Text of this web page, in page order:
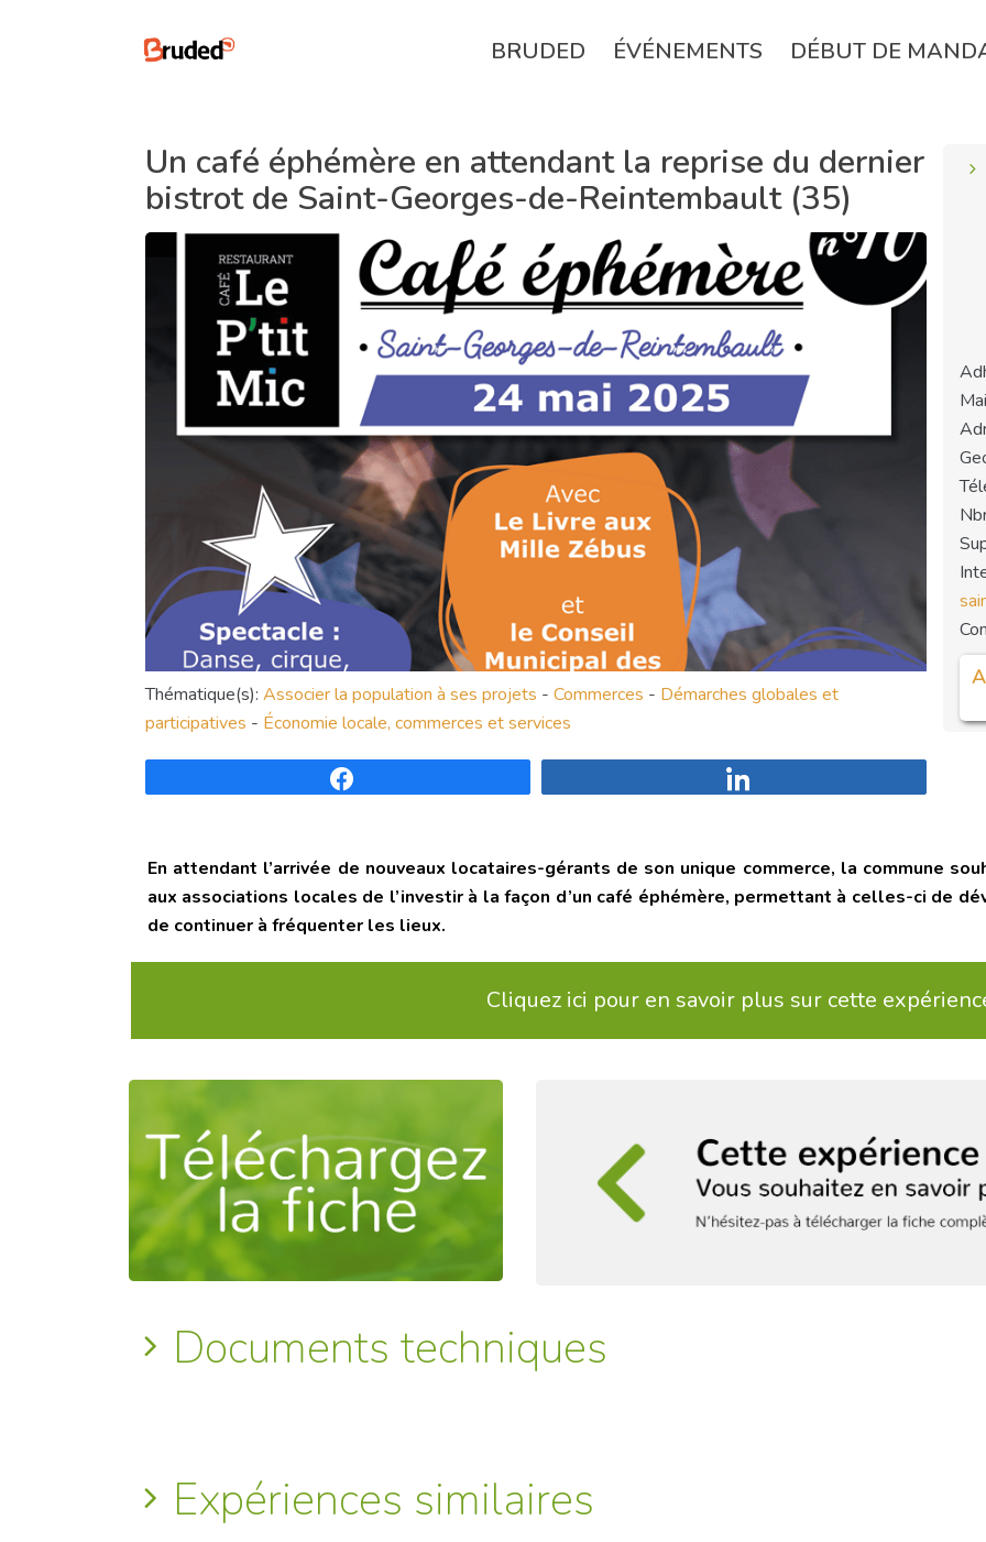
BRUDED ÉVÉNEMENTS DÉBUT DE
Un café éphémère en attendant la reprise du dernier
bistrot de Saint-Georges-de-Reintembault (35)
Thématique(s): Associer la population à ses projets - Commerces - Démarches globales et
participatives - Économie locale, commerces et services
En attendant l’arrivée de nouveaux locataires-gérants de son unique commerce, la commune
aux associations locales de l’investir à la façon d’un café éphémère, permettant à celles-ci de
de continuer à fréquenter les lieux.
Cliquez ici pour en savoir plus sur cette
Documents techniques
Expériences similaires